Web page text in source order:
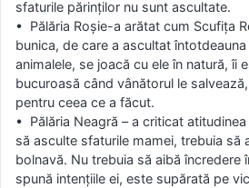
sfaturile părinţilor nu sunt ascultate.
• Pălăria Roşie-a arătat cum Scufiţa
bunica, de care a ascultat
animalele, se joacă cu ele în natură, îi
bucuroasă când vânătorul le
pentru ceea ce a făcut.
• Pălăria Neagră – a criticat
să asculte sfaturile mamei, trebuia să
bolnavă. Nu trebuia să aibă încredere
spună intenţiile ei, este supărată pe